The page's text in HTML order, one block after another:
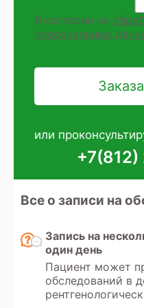
Я согласен на
персональных
или
Все о записи на
Запись на
один день
Пациент может
обследований в